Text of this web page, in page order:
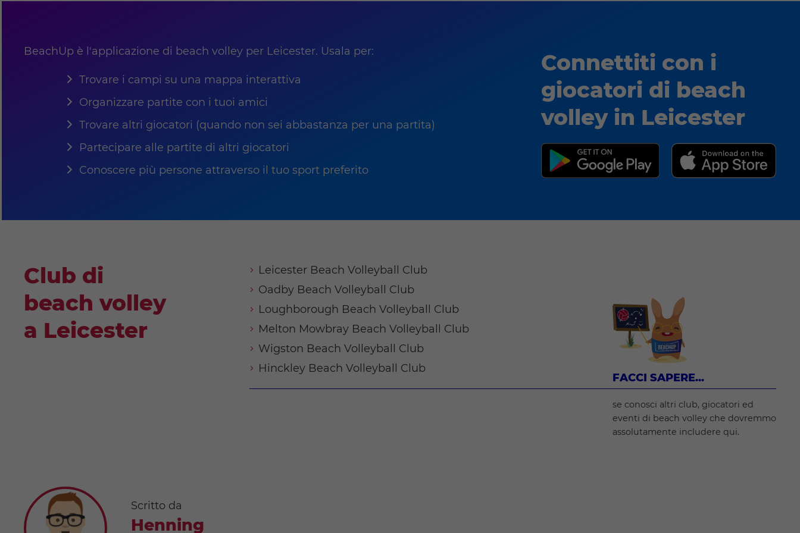
Connettiti con i
giocatori di beach
volley in Leicester
BeachUp è l'applicazione di beach volley per Leicester. Usala per:
Trovare i campi su una mappa interattiva
Organizzare partite con i tuoi amici
Trovare altri giocatori (quando non sei abbastanza per una partita)
Partecipare alle partite di altri giocatori
Conoscere più persone attraverso il tuo sport preferito
Club di
beach volley
a Leicester
Leicester Beach Volleyball Club
Oadby Beach Volleyball Club
Loughborough Beach Volleyball Club
Melton Mowbray Beach Volleyball Club
Wigston Beach Volleyball Club
Hinckley Beach Volleyball Club
FACCI SAPERE...
se conosci altri club, giocatori ed
eventi di beach volley che dovremmo
assolutamente includere qui.
Scritto da
Henning